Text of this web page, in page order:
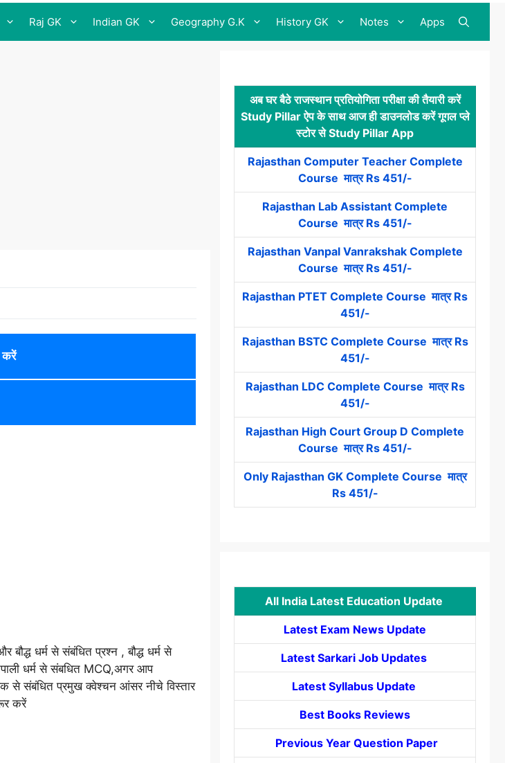
Raj GK Indian GK Geography G.K History GK Notes Apps
करें
बौद्ध धर्म से संबंधित प्रश्न , बौद्ध धर्म से
धर्म से संबधित MCQ,अगर आप
से संबंधित प्रमुख क्वेश्चन आंसर नीचे विस्तार
करें
अब घर बैठे राजस्थान प्रतियोगिता परीक्षा की तैयारी करें
Study Pillar ऐप के साथ आज ही डाउनलोड करें गूगल प्ले
स्टोर से Study Pillar App
Rajasthan Computer Teacher Complete
Course मात्र Rs 451/-
Rajasthan Lab Assistant Complete
Course मात्र Rs 451/-
Rajasthan Vanpal Vanrakshak Complete
Course मात्र Rs 451/-
Rajasthan PTET Complete Course मात्र Rs
451/-
Rajasthan BSTC Complete Course मात्र Rs
451/-
Rajasthan LDC Complete Course मात्र Rs
451/-
Rajasthan High Court Group D Complete
Course मात्र Rs 451/-
Only Rajasthan GK Complete Course मात्र
Rs 451/-
All India Latest Education Update
Latest Exam News Update
Latest Sarkari Job Updates
Latest Syllabus Update
Best Books Reviews
Previous Year Question Paper